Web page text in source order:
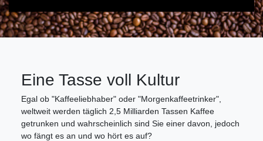
Eine Tasse voll Kultur
Egal ob "Kaffeeliebhaber" oder "Morgenkaffeetrinker",
weltweit werden täglich 2,5 Milliarden Tassen Kaffee
getrunken und wahrscheinlich sind Sie einer davon, jedoch
wo fängt es an und wo hört es auf?